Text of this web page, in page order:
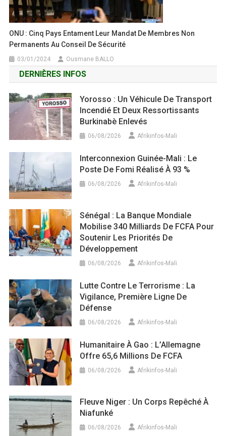
ONU : Cinq Pays Entament Leur Mandat De Membres Non
Permanents Au Conseil De Sécurité
03/01/2024 Ousmane BALLO
DERNIÈRES INFOS
Yorosso : Un Véhicule De Transport
Incendié Et Deux Ressortissants
Burkinabè Enlevés
06/08/2026 Afrikinfos-Mali
Interconnexion Guinée-Mali : Le
Poste De Fomi Réalisé À 93 %
06/08/2026 Afrikinfos-Mali
Sénégal : La Banque Mondiale
Mobilise 340 Milliards De FCFA Pour
Soutenir Les Priorités De
Développement
06/08/2026 Afrikinfos-Mali
Lutte Contre Le Terrorisme : La
Vigilance, Première Ligne De
Défense
06/08/2026 Afrikinfos-Mali
Humanitaire À Gao : L’Allemagne
Offre 65,6 Millions De FCFA
06/08/2026 Afrikinfos-Mali
Fleuve Niger : Un Corps Repêché À
Niafunké
06/08/2026 Afrikinfos-Mali